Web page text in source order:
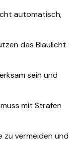
automatisch,
das Blaulicht
sein und
mit Strafen
zu vermeiden und